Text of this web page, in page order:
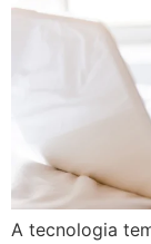
A tecnologia